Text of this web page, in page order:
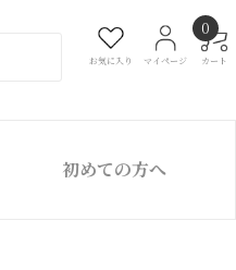
お気に入り マイページ カート
0
初めての方へ